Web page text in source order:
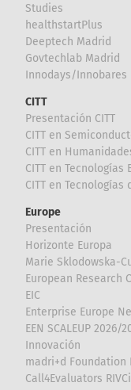
Studies
healthstartPlus
Deeptech Madrid
Govtechlab Madrid
Innodays/Innobares
CITT
Presentación CITT
CITT en
CITT en
CITT en
CITT en Tecnologías
Europe
Presentación
Horizonte Europa
Marie Sklodowska-
European Research
EIC
Enterprise Europe
EEN SCALEUP 2026/
Innovación
madri+d Foundation
Call4Evaluators